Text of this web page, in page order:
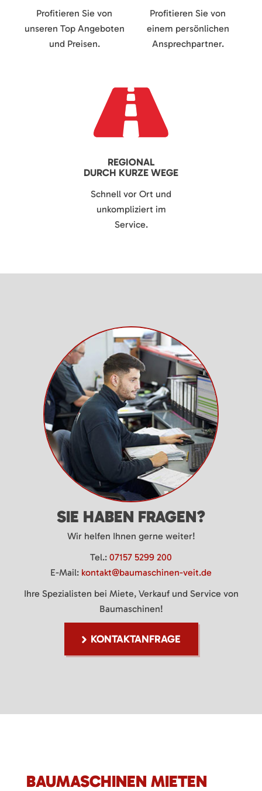
Profitieren Sie von
unseren Top Angeboten
und Preisen.
Profitieren Sie von
einem persönlichen
Ansprechpartner.
REGIONAL
DURCH KURZE WEGE
Schnell vor Ort und
unkompliziert im
Service.
SIE HABEN FRAGEN?
Wir helfen Ihnen gerne weiter!
Tel.: 07157 5299 200
E-Mail: kontakt@baumaschinen-veit.de
Ihre Spezialisten bei Miete, Verkauf und Service von
Baumaschinen!
KONTAKTANFRAGE
BAUMASCHINEN MIETEN